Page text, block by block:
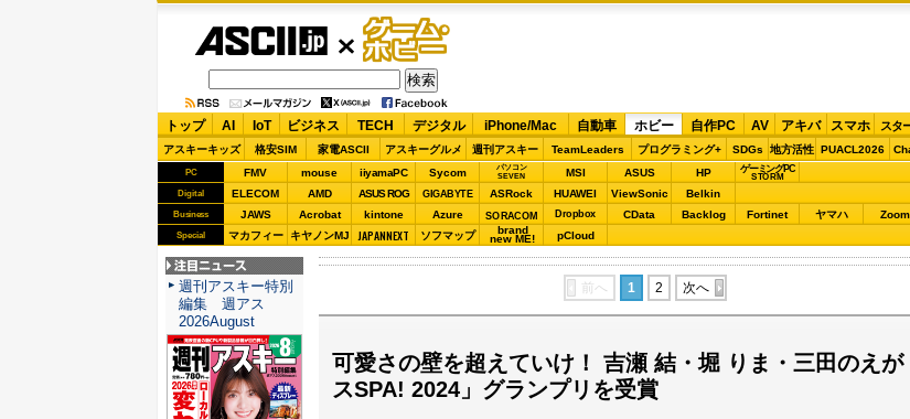
ゲーム・
ホビー
トップ AI IoT ビジネス TECH デジタル iPhone/Mac 自動車 ホビー 自作PC AV アキバ スマホ スタ
アスキーキッズ 格安SIM 家電ASCII アスキーグルメ 週刊アスキー TeamLeaders プログラミング+ SDGs 地方活性 PUACL2026
PC FMV mouse iiyamaPC Sycom
パソコン
SEVEN
MSI ASUS HP ゲーミングPC
STORM
Digital ELECOM AMD ASUS ROG GIGABYTE ASRock HUAWEI ViewSonic Belkin
Business JAWS Acrobat kintone Azure SORACOM Dropbox CData Backlog Fortinet ヤマハ Zoom
Special マカフィー キヤノンMJ JAPANNEXT ソフマップ brand
new ME! pCloud
前へ 1 2 次へ
可愛さの壁を超えていけ！ 吉瀬 結・堀 りま・三田のえが
スSPA! 2024」グランプリを受賞
注目ニュース
週刊アスキー特別
編集 週アス
2026August